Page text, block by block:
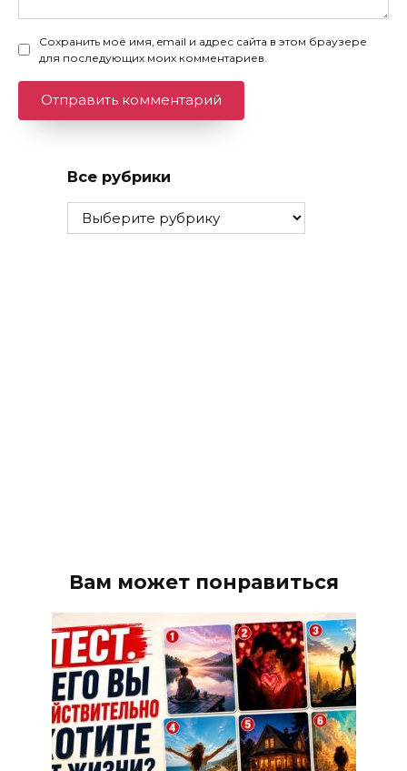
Сохранить моё имя, email и адрес сайта в этом браузере
для последующих моих комментариев.
Все рубрики
Все
рубрики
Вам может понравиться